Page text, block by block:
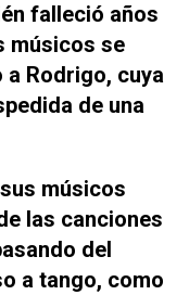
falleció años
músicos se
Rodrigo, cuya
de una
músicos
las canciones
del
a tango, como